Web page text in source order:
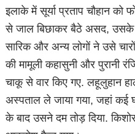
इलाके में सूर्या प्रताप चौहान को
से जाल बिछाकर बैठे असद, उसके
सारिक और अन्य लोगों ने उसे
की मामूली कहासुनी और पुरानी
चाकू से वार किए गए. लहूलुहान
अस्पताल ले जाया गया, जहां
के बाद उसने दम तोड़ दिया.